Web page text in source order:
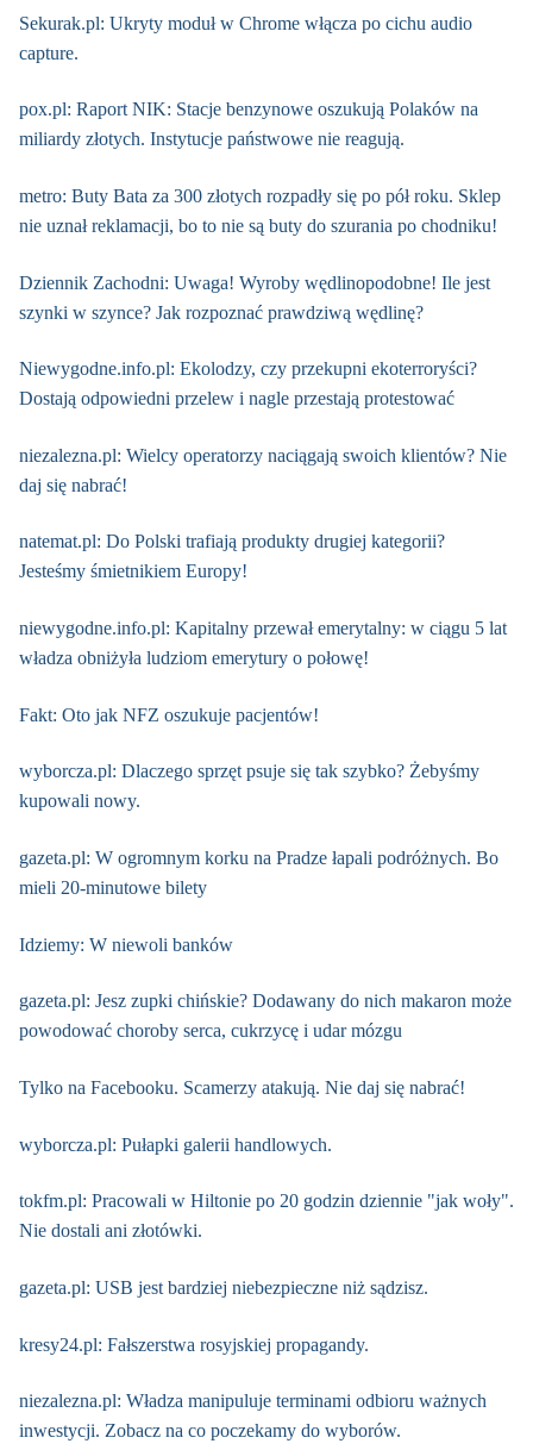
Sekurak.pl: Ukryty moduł w Chrome włącza po cichu audio
capture.
pox.pl: Raport NIK: Stacje benzynowe oszukują Polaków na
miliardy złotych. Instytucje państwowe nie reagują.
metro: Buty Bata za 300 złotych rozpadły się po pół roku. Sklep
nie uznał reklamacji, bo to nie są buty do szurania po chodniku!
Dziennik Zachodni: Uwaga! Wyroby wędlinopodobne! Ile jest
szynki w szynce? Jak rozpoznać prawdziwą wędlinę?
Niewygodne.info.pl: Ekolodzy, czy przekupni ekoterroryści?
Dostają odpowiedni przelew i nagle przestają protestować
niezalezna.pl: Wielcy operatorzy naciągają swoich klientów? Nie
daj się nabrać!
natemat.pl: Do Polski trafiają produkty drugiej kategorii?
Jesteśmy śmietnikiem Europy!
niewygodne.info.pl: Kapitalny przewał emerytalny: w ciągu 5 lat
władza obniżyła ludziom emerytury o połowę!
Fakt: Oto jak NFZ oszukuje pacjentów!
wyborcza.pl: Dlaczego sprzęt psuje się tak szybko? Żebyśmy
kupowali nowy.
gazeta.pl: W ogromnym korku na Pradze łapali podróżnych. Bo
mieli 20-minutowe bilety
Idziemy: W niewoli banków
gazeta.pl: Jesz zupki chińskie? Dodawany do nich makaron może
powodować choroby serca, cukrzycę i udar mózgu
Tylko na Facebooku. Scamerzy atakują. Nie daj się nabrać!
wyborcza.pl: Pułapki galerii handlowych.
tokfm.pl: Pracowali w Hiltonie po 20 godzin dziennie "jak woły".
Nie dostali ani złotówki.
gazeta.pl: USB jest bardziej niebezpieczne niż sądzisz.
kresy24.pl: Fałszerstwa rosyjskiej propagandy.
niezalezna.pl: Władza manipuluje terminami odbioru ważnych
inwestycji. Zobacz na co poczekamy do wyborów.